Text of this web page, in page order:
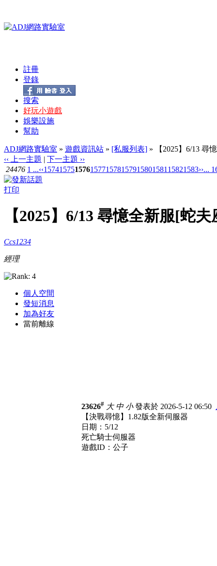
註冊
登錄
搜索
好玩小遊戲
娛樂設施
幫助
ADJ網路實驗室 » 遊戲資訊站 » [私服列表] » 【2025】6/13 尋
‹‹ 上一主題 | 下一主題 ››
24476 1 ...‹‹15741575157615771578157915801581 15821583››...
打印
【2025】6/13 尋憶全新服[蛇
Ccs1234
經理
個人空間
發短消息
加為好友
當前離線
23626# 大 中 小發表於 2026-5-12 06:50
【決戰尋憶】1.82版全新伺服器
日期：5/12
死亡騎士伺服器
遊戲ID：公子